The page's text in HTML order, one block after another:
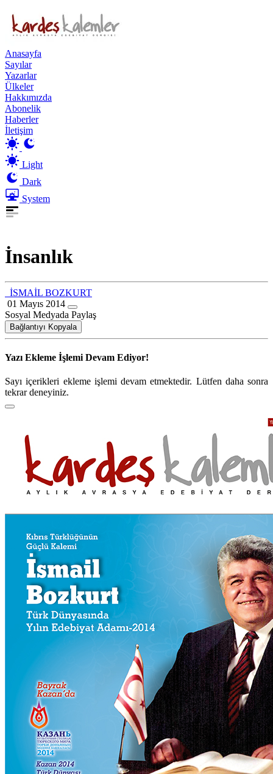
Anasayfa
Sayılar
Yazarlar
Ülkeler
Hakkımızda
Abonelik
Haberler
İletişim
Light
Dark
System
İnsanlık
İSMAİL BOZKURT
01 Mayıs 2014
Sosyal Medyada Paylaş
Bağlantıyı Kopyala
Yazı Ekleme İşlemi Devam Ediyor!
Sayı içerikleri ekleme işlemi devam etmektedir. Lütfen daha sonra
tekrar deneyiniz.